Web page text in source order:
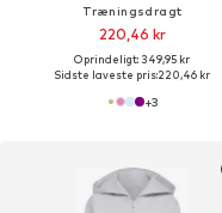
Træningsdragt
220,46 kr
Oprindeligt: 349,95 kr
Sidste laveste pris:220,46 kr
+3